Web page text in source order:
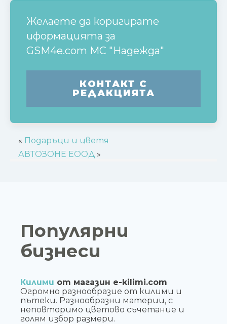
Желаете да коригирате
иформацията за
GSM4e.com МС "Надежда"
КОНТАКТ С
РЕДАКЦИЯТА
« Подаръци и цветя
АВТОЗОНЕ ЕООД»
Популярни
бизнеси
Килими от магазин e-kilimi.com
Огромно разнообразие от килими и
пътеки. Разнообразни материи, с
неповторимо цветово съчетание и
голям избор размери.